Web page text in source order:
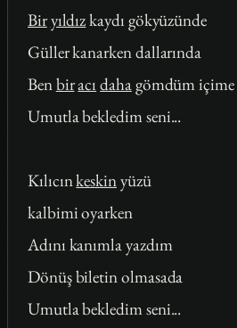
Biryıldızkaydı gökyüzünde
Güller kanarken dallarında
Benbiracı dahagömdüm içime
Umutla bekledim seni...
Kılıcınkeskinyüzü
kalbimi oyarken
Adını kanımla yazdım
Dönüş biletin olmasada
Umutla bekledim seni...